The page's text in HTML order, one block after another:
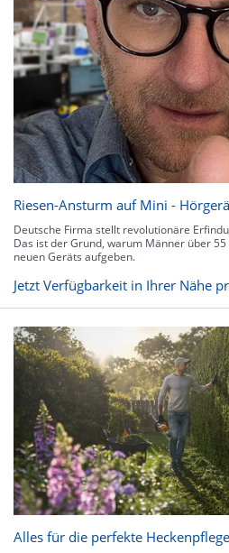
Riesen-Ansturm auf Mini -
Deutsche Firma stellt revolutionäre
Das ist der Grund, warum Männer über
neuen Geräts aufgeben.
Jetzt Verfügbarkeit in Ihrer Nähe
Alles für die perfekte Heckenpflege